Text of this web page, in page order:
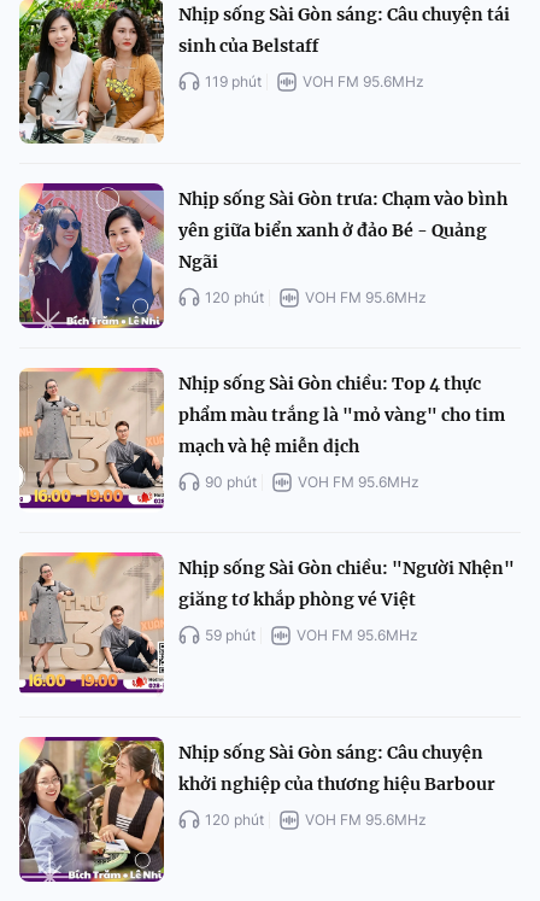
Nhịp sống Sài Gòn sáng: Câu chuyện tái
sinh của Belstaff
119 phút VOH FM 95.6MHz
Nhịp sống Sài Gòn trưa: Chạm vào bình
yên giữa biển xanh ở đảo Bé - Quảng
Ngãi
120 phút VOH FM 95.6MHz
Nhịp sống Sài Gòn chiều: Top 4 thực
phẩm màu trắng là "mỏ vàng" cho tim
mạch và hệ miễn dịch
90 phút VOH FM 95.6MHz
Nhịp sống Sài Gòn chiều: "Người Nhện"
giăng tơ khắp phòng vé Việt
59 phút VOH FM 95.6MHz
Nhịp sống Sài Gòn sáng: Câu chuyện
khởi nghiệp của thương hiệu Barbour
120 phút VOH FM 95.6MHz